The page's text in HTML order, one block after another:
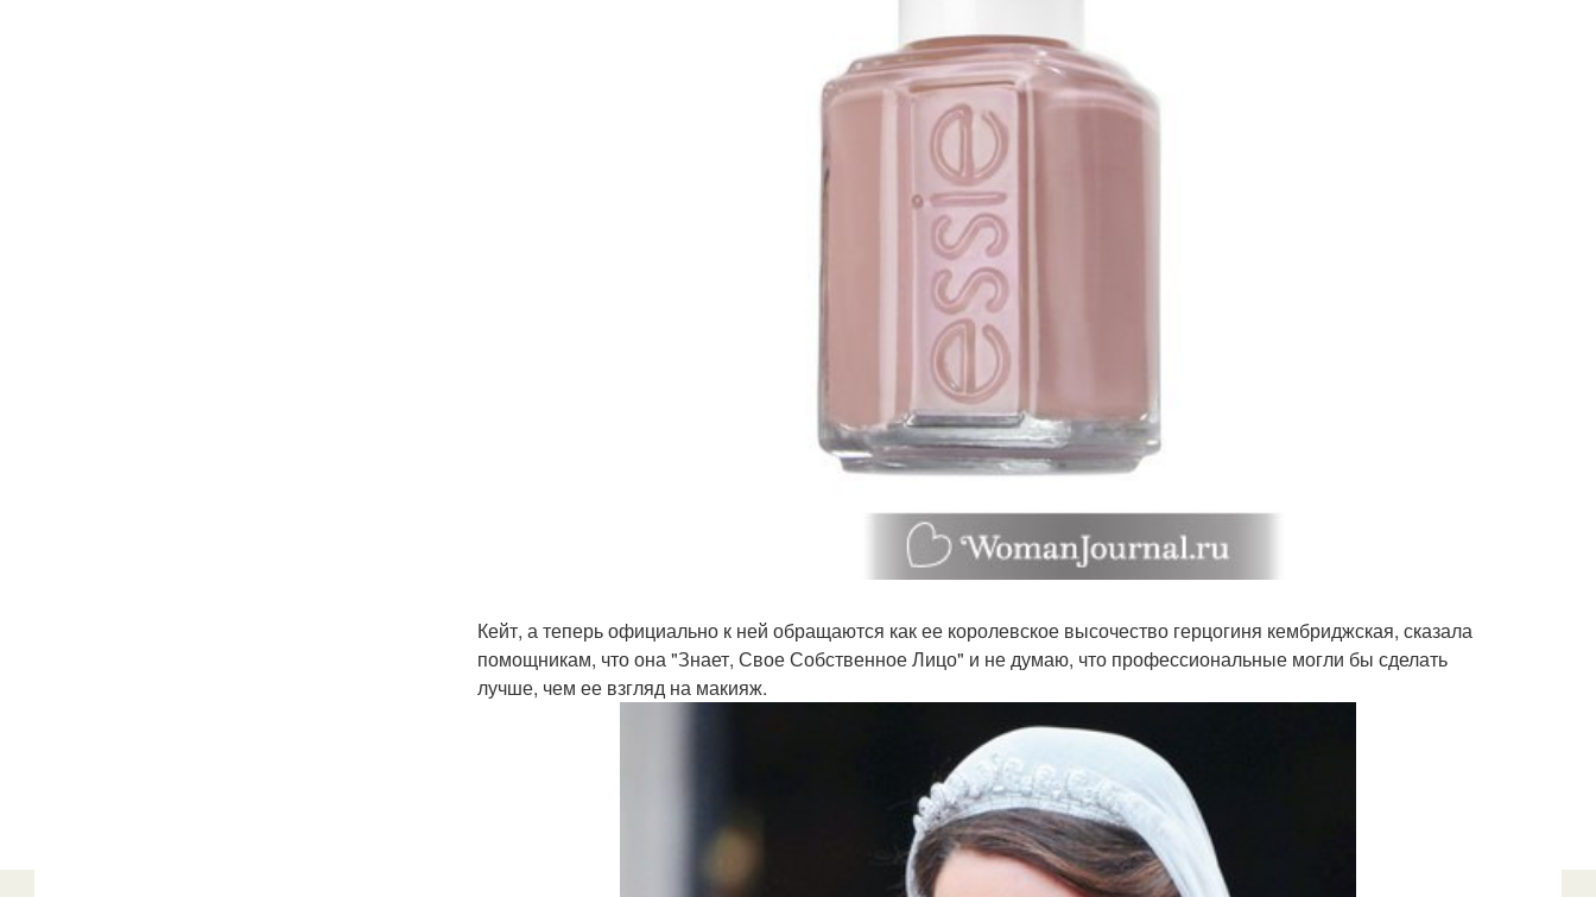
Кейт, а теперь официально к ней обращаются как ее королевское высочество герцогиня кембриджская, сказала
помощникам, что она "Знает, Свое Собственное Лицо" и не думаю, что профессиональные могли бы сделать
лучше, чем ее взгляд на макияж.